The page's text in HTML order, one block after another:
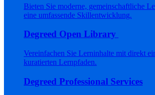
Bieten Sie moderne, gemeinschaftliche
eine umfassende Skillentwicklung.
Degreed Open Library
Vereinfachen Sie Lerninhalte mit direkt
kuratierten Lernpfaden.
Degreed Professional Services